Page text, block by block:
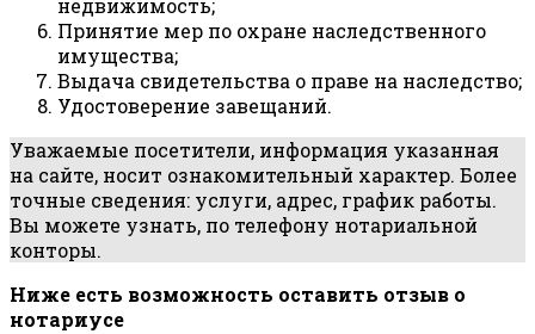
недвижимость;
Принятие мер по охране наследственного
имущества;
Выдача свидетельства о праве на наследство;
Удостоверение завещаний.
Уважаемые посетители, информация указанная
на сайте, носит ознакомительный характер. Более
точные сведения: услуги, адрес, график работы.
Вы можете узнать, по телефону нотариальной
конторы.
Ниже есть возможность оставить отзыв о
нотариусе